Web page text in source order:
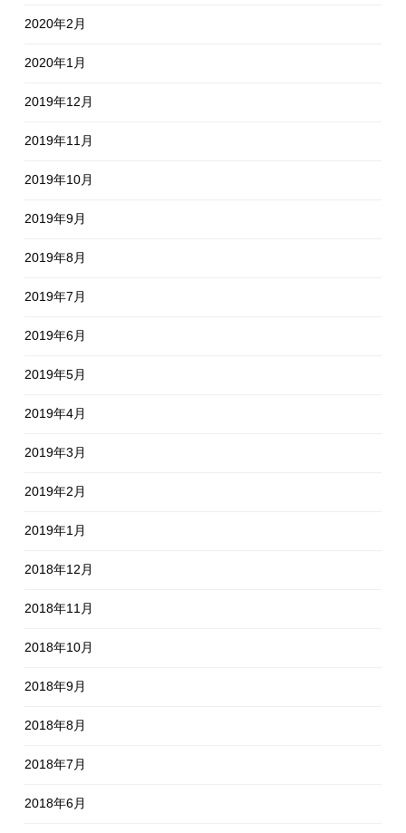
2020年2月
2020年1月
2019年12月
2019年11月
2019年10月
2019年9月
2019年8月
2019年7月
2019年6月
2019年5月
2019年4月
2019年3月
2019年2月
2019年1月
2018年12月
2018年11月
2018年10月
2018年9月
2018年8月
2018年7月
2018年6月